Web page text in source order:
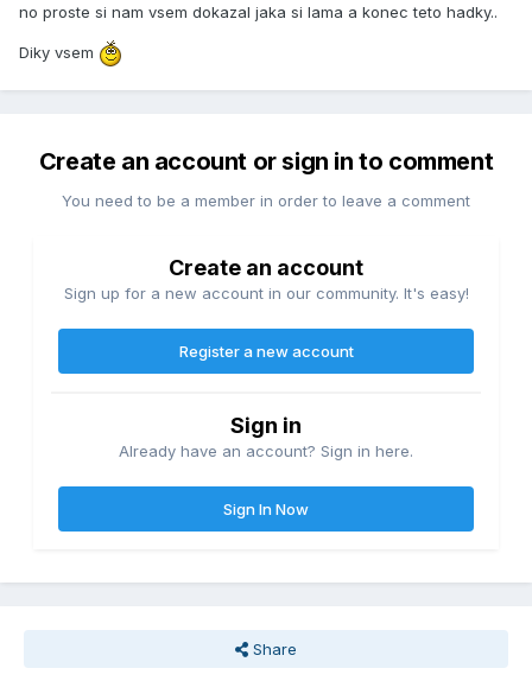
no proste si nam vsem dokazal jaka si lama a konec teto hadky..
Diky vsem
Create an account or sign in to comment
You need to be a member in order to leave a comment
Create an account
Sign up for a new account in our community. It's easy!
Register a new account
Sign in
Already have an account? Sign in here.
Sign In Now
Share